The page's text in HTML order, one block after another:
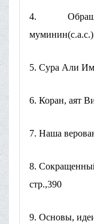
4.
5. Сура Али
6. Коран, аят
7. Наша
8.
стр.,390
9. Основы,